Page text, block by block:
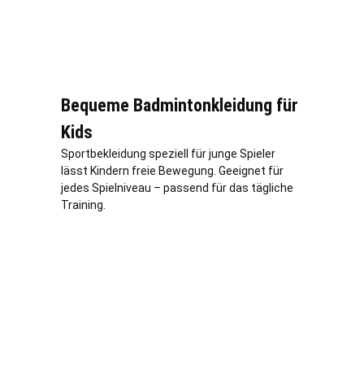
Bequeme Badmintonkleidung für
Kids
Sportbekleidung speziell für junge Spieler
lässt Kindern freie Bewegung. Geeignet für
jedes Spielniveau – passend für das tägliche
Training.